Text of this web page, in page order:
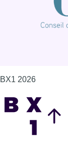
BX1 2026